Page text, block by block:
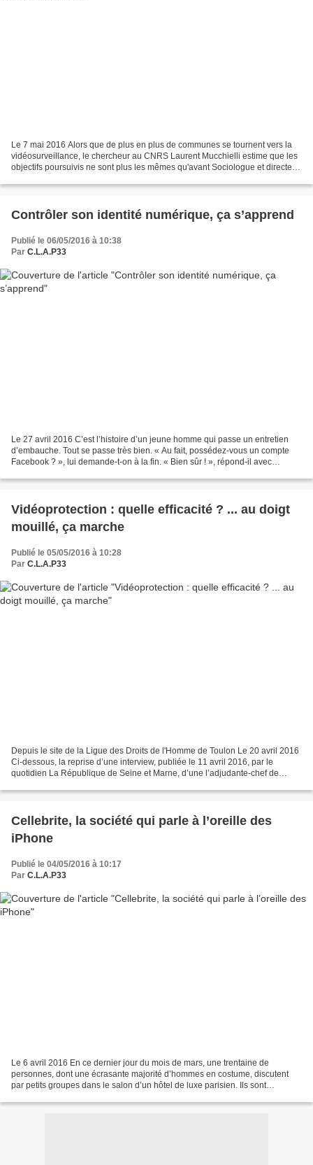
Le 7 mai 2016 Alors que de plus en plus de communes se tournent vers la
vidéosurveillance, le chercheur au CNRS Laurent Mucchielli estime que les
objectifs poursuivis ne sont plus les mêmes qu'avant Sociologue et directeur
Contrôler son identité numérique, ça s’apprend
Publié le 06/05/2016 à 10:38
Par C.L.A.P33
Le 27 avril 2016 C’est l’histoire d’un jeune homme qui passe un entretien
d’embauche. Tout se passe très bien. « Au fait, possédez-vous un compte
Facebook ? », lui demande-t-on à la fin. « Bien sûr ! », répond-il avec
Vidéoprotection : quelle efficacité ? ... au doigt
mouillé, ça marche
Publié le 05/05/2016 à 10:28
Par C.L.A.P33
Depuis le site de la Ligue des Droits de l'Homme de Toulon Le 20 avril 2016
Ci-dessous, la reprise d’une interview, publiée le 11 avril 2016, par le
quotidien La République de Seine et Marne, d’une l’adjudante-chef de
Cellebrite, la société qui parle à l’oreille des
iPhone
Publié le 04/05/2016 à 10:17
Par C.L.A.P33
Le 6 avril 2016 En ce dernier jour du mois de mars, une trentaine de
personnes, dont une écrasante majorité d’hommes en costume, discutent
par petits groupes dans le salon d’un hôtel de luxe parisien. Ils sont